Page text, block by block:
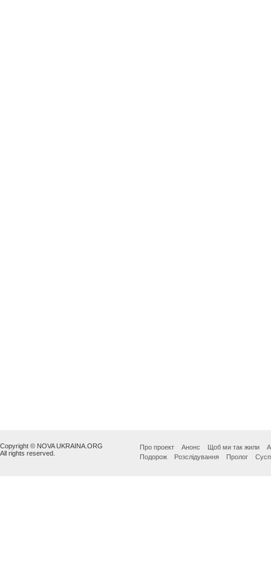
Copyright © NOVA UKRAINA.ORG
All rights reserved.
Про проект Анонс Щоб ми так жили
Подорож
Розслідування Пролог